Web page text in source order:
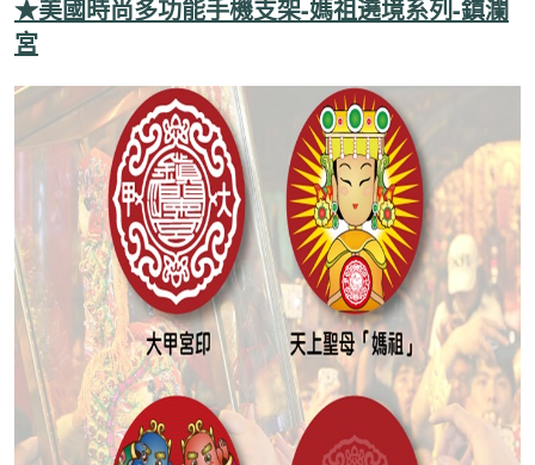
★美國時尚多功能手機支架-媽祖遶境系列-鎮瀾
宮